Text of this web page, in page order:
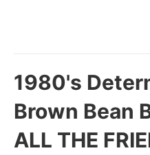
1980's
Brown Bean
ALL THE